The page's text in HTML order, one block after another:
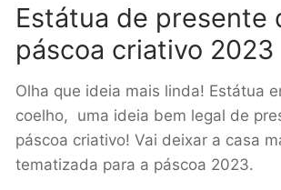
Estátua de presente
páscoa criativo 2023
Olha que ideia mais linda! Estátua
coelho, uma ideia bem legal de
páscoa criativo! Vai deixar a casa
tematizada para a páscoa 2023.